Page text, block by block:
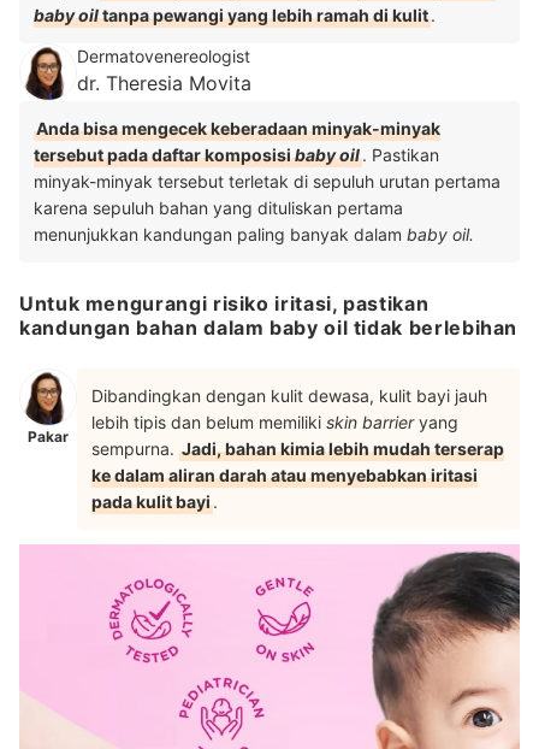
baby oiltanpa pewangi yang lebih ramah di kulit.
Dermatovenereologist
dr. Theresia Movita
Anda bisa mengecek keberadaan minyak-minyak
tersebut pada daftar komposisibaby oil. Pastikan
minyak-minyak tersebut terletak di sepuluh urutan pertama
karena sepuluh bahan yang dituliskan pertama
menunjukkan kandungan paling banyak dalam baby oil.
Untuk mengurangi risiko iritasi, pastikan
kandungan bahan dalam baby oil tidak berlebihan
Pakar
Dibandingkan dengan kulit dewasa, kulit bayi jauh
lebih tipis dan belum memiliki skin barrieryang
sempurna. Jadi, bahan kimia lebih mudah terserap
ke dalam aliran darah atau menyebabkan iritasi
pada kulit bayi.